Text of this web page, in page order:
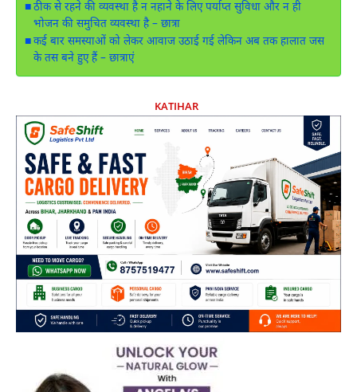
ठीक से रहने की व्यवस्था है न नहाने के लिए पर्याप्त सुविधा और न ही
भोजन की समुचित व्यवस्था है – छात्रा
कई बार समस्याओं को लेकर आवाज उठाई गई लेकिन अब तक हालात जस
के तस बने हुए हैं – छात्राएं
KATIHAR